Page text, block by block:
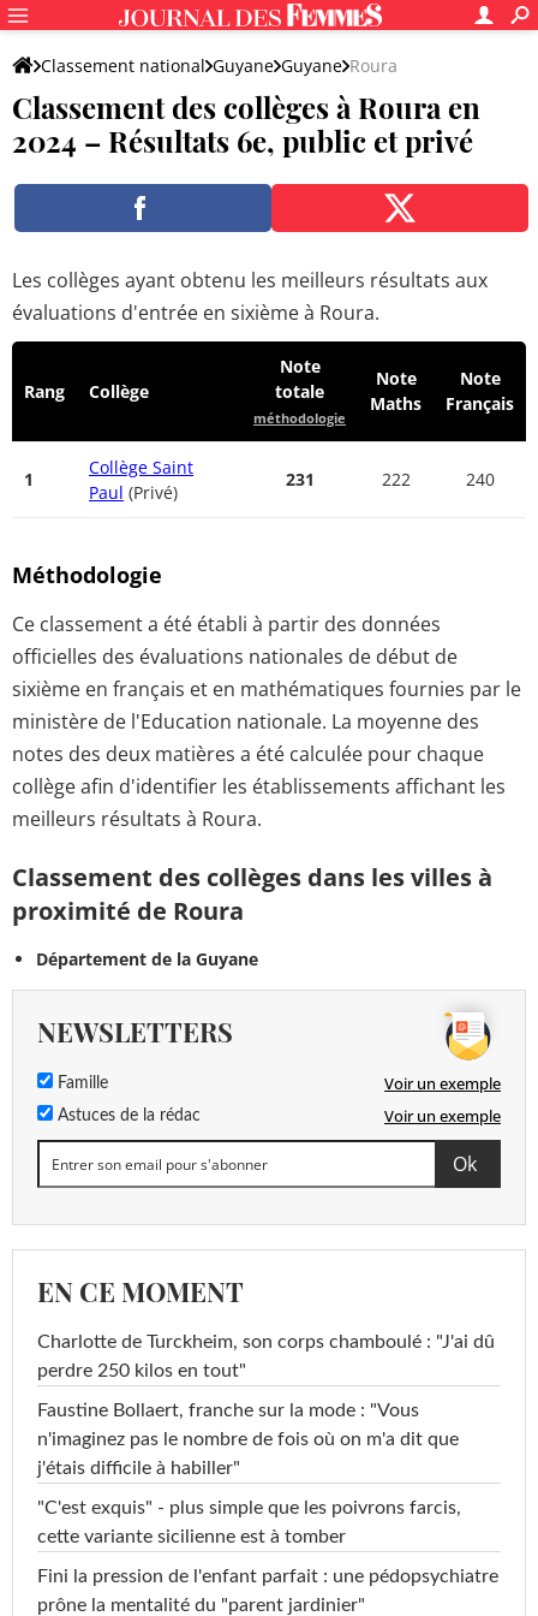
Classement national Guyane Guyane Roura
Classement des collèges à Roura en
2024 – Résultats 6e, public et privé
Les collèges ayant obtenu les meilleurs résultats aux
évaluations d'entrée en sixième à Roura.
Rang Collège
Note
totale
méthodologie
Note
Maths
Note
Français
1
Collège Saint
Paul (Privé)
231 222 240
Méthodologie
Ce classement a été établi à partir des données
officielles des évaluations nationales de début de
sixième en français et en mathématiques fournies par le
ministère de l'Education nationale. La moyenne des
notes des deux matières a été calculée pour chaque
collège afin d'identifier les établissements affichant les
meilleurs résultats à Roura.
Classement des collèges dans les villes à
proximité de Roura
Département de la Guyane
NEWSLETTERS
Famille Voir un exemple
Astuces de la rédac Voir un exemple
EN CE MOMENT
Charlotte de Turckheim, son corps chamboulé : "J'ai dû
perdre 250 kilos en tout"
Faustine Bollaert, franche sur la mode : "Vous
n'imaginez pas le nombre de fois où on m'a dit que
j'étais difficile à habiller"
"C'est exquis" - plus simple que les poivrons farcis,
cette variante sicilienne est à tomber
Fini la pression de l'enfant parfait : une pédopsychiatre
prône la mentalité du "parent jardinier"